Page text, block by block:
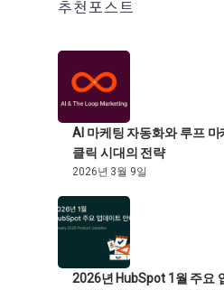
추천포스트
AI 마케팅 자동화와 루프 마
클릭 시대의 전략
2026년 3월 9일
2026년 HubSpot 1월 주요